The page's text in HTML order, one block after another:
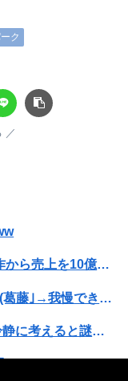
日本の商船が中国に臨検された場合は「台湾軍が対応」と台湾軍トップ！
ク
【悲報】 名探偵プリキュアさん、前作から売上を10億円も落としてしまう
女子小学生｢先生、好き｣ 教師｢くっ…(葛藤｣→我慢できずハメ撮りカーセ●クスして教員免許剥奪
整形してはいけないみたいな風潮、冷静に考えると謎だよな